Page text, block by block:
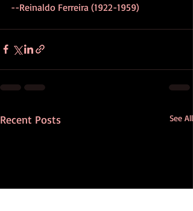
--Reinaldo Ferreira (1922-1959)
Recent Posts See All